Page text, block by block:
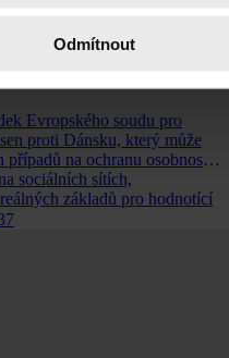
Odmítnout
po jinak
Evropského soudu pro
proti Dánsku, který může
na ochranu osobnosti,
sociálních sítích,
základů pro hodnotící